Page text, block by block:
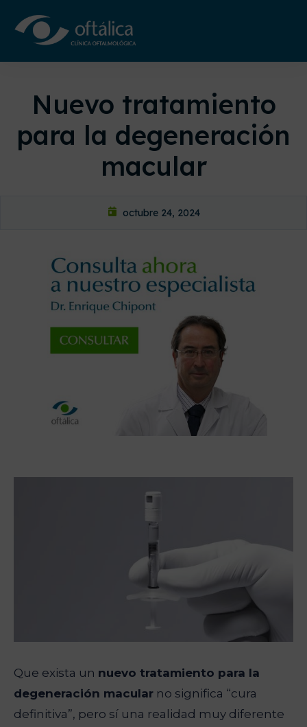
Nuevo tratamiento
para la degeneración
macular
octubre 24, 2024
Que exista un nuevo tratamiento para la
degeneración macular no significa “cura
definitiva”, pero sí una realidad muy diferente